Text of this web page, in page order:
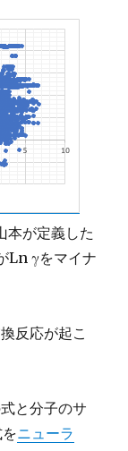
本が定義した
γをマイナ
反応が起こ
と分子のサ
ニューラ